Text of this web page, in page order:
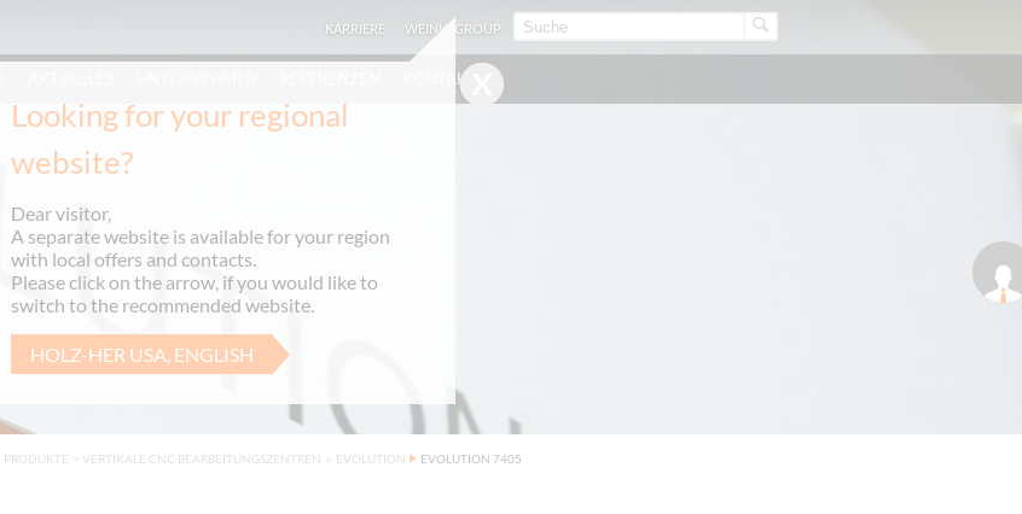
Looking for your regional
website?
Dear visitor,
A separate website is available for your region
with local offers and contacts.
Please click on the arrow, if you would like to
switch to the recommended website.
HOLZ-HER USA, ENGLISH
KARRIERE WEINIG GROUP
KONTAKT
PRODUKTE > VERTIKALE CNC BEARBEITUNGSZENTREN > EVOLUTION EVOLUTION 7405